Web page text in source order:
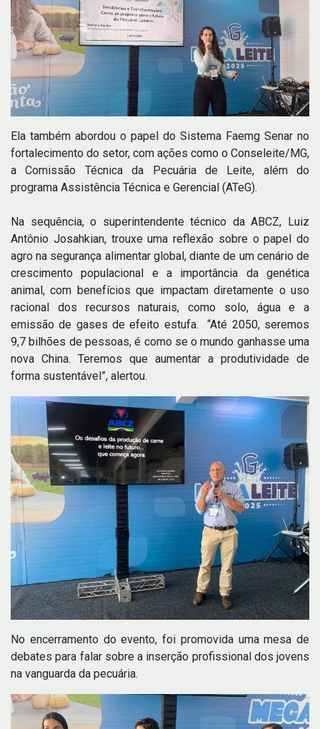
Ela também abordou o papel do Sistema Faemg Senar no
fortalecimento do setor, com ações como o Conseleite/MG,
a Comissão Técnica da Pecuária de Leite, além do
programa Assistência Técnica e Gerencial (ATeG).
Na sequência, o superintendente técnico da ABCZ, Luiz
Antônio Josahkian, trouxe uma reflexão sobre o papel do
agro na segurança alimentar global, diante de um cenário de
crescimento populacional e a importância da genética
animal, com benefícios que impactam diretamente o uso
racional dos recursos naturais, como solo, água e a
emissão de gases de efeito estufa. “Até 2050, seremos
9,7 bilhões de pessoas, é como se o mundo ganhasse uma
nova China. Teremos que aumentar a produtividade de
forma sustentável”, alertou.
No encerramento do evento, foi promovida uma mesa de
debates para falar sobre a inserção profissional dos jovens
na vanguarda da pecuária.